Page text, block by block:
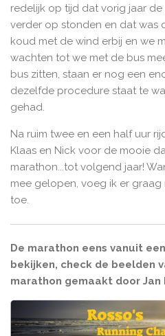
redelijk op tijd dat vorig jaar
verder op stonden en dat was
koud met de wind erbij en we
wachten tot we met de bus
bus zitten, staan er nog een
dezelfde procedure staat te
gehad.
Na ruim twee en een half uur
Klaas en Nick voor de mooie
marathon...tot volgend jaar!
mee gelopen, voeg ik er
toe.
De marathon eens vanuit
bekijken, check de beelden
marathon gemaakt door Jan